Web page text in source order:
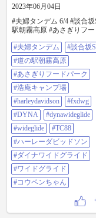
2023年06月04日
#夫婦タンデム 6/4 #談合
駅朝霧高原 #あさぎりフ
#fxdwg #dyna
#wideglide #tc88 #ハーレー
ソン #ダイナワイドグライ
ドグライド #コウペンちゃ
#夫婦タンデム
#談合坂
#道の駅朝霧高原
#あさぎりフードパーク
#浩庵キャンプ場
#harleydavidson
#fxdwg
#DYNA
#dynawideglide
#wideglide
#TC88
#ハーレーダビッドソン
#ダイナワイドグライド
#ワイドグライド
#コウペンちゃん